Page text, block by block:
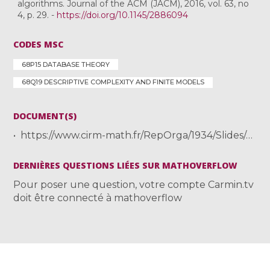
algorithms. Journal of the ACM (JACM), 2016, vol. 63, no
4, p. 29. - https://doi.org/10.1145/2886094
CODES MSC
68P15 DATABASE THEORY
68Q19 DESCRIPTIVE COMPLEXITY AND FINITE MODELS
DOCUMENT(S)
https://www.cirm-math.fr/RepOrga/1934/Slides/martens-graphs.pdf
DERNIÈRES QUESTIONS LIÉES SUR MATHOVERFLOW
Pour poser une question, votre compte Carmin.tv
doit être connecté à mathoverflow